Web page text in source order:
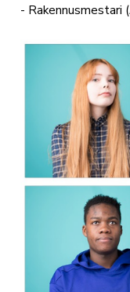
- Rakennusmestari